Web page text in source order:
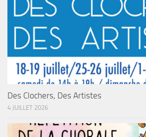
Des Clochers, Des Artistes
4 JUILLET 2026